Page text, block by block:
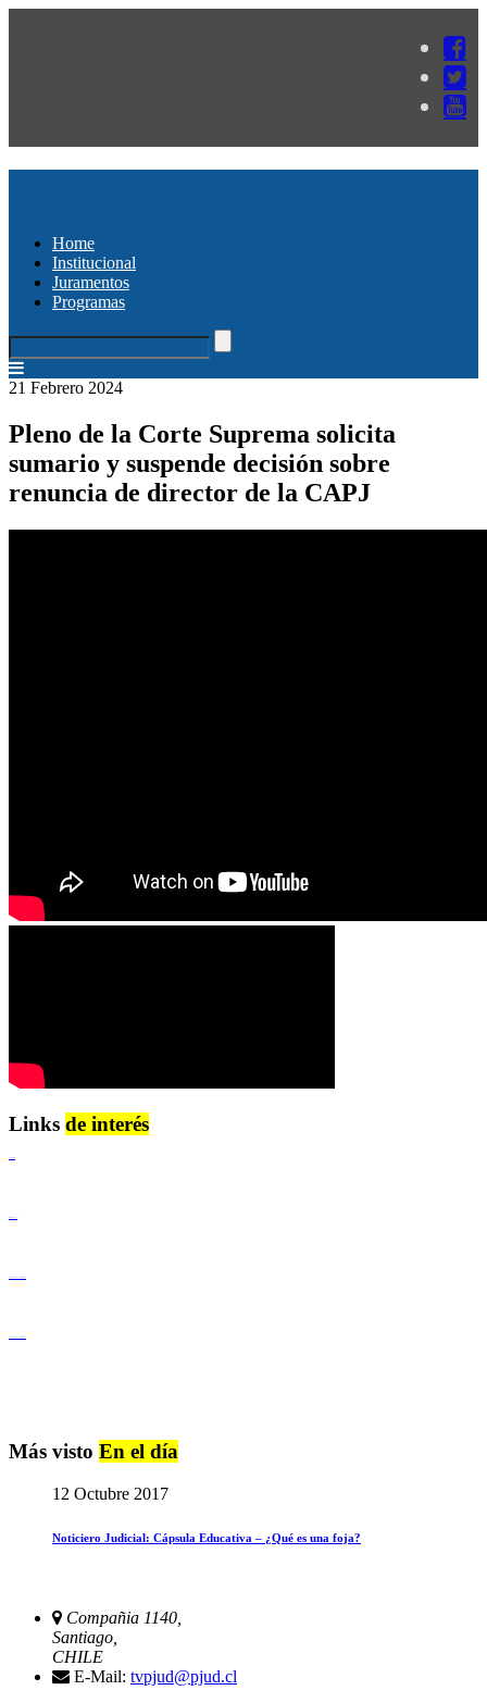
Home
Institucional
Juramentos
Programas
21 Febrero 2024
Pleno de la Corte Suprema solicita
sumario y suspende decisión sobre
renuncia de director de la CAPJ
Links de interés
Más visto En el día
12 Octubre 2017
Noticiero Judicial: Cápsula Educativa – ¿Qué es una foja?
Compañia 1140,
Santiago,
CHILE
E-Mail: tvpjud@pjud.cl